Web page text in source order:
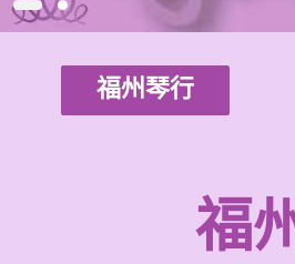
福州琴行
福